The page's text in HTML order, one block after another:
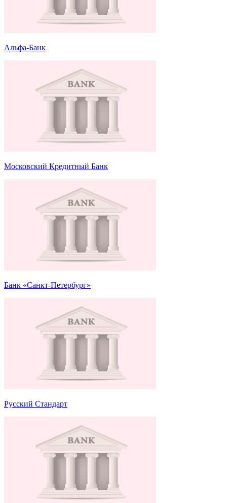
Альфа-Банк
Московский Кредитный Банк
Банк «Санкт-Петербург»
Русский Стандарт